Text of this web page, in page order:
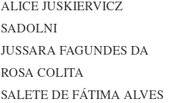
ALICE JUSKIERVICZ
SADOLNI
JUSSARA FAGUNDES DA
ROSA COLITA
SALETE DE FÁTIMA ALVES